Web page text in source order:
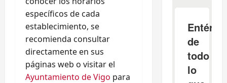
específicos de cada
establecimiento, se
recomienda consultar
directamente en sus
páginas web o visitar el
Ayuntamiento de Vigo para